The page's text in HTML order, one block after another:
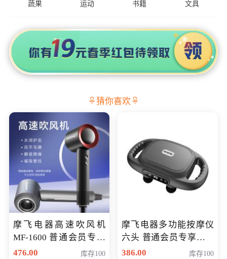
蔬果 运动 书籍 文具
猜你喜欢
摩飞电器高速吹风机
MF-1600 普通会员专享
价298元
476.00 库存100
摩飞电器多功能按摩仪
六头 普通会员专享价格
199元
386.00 库存100